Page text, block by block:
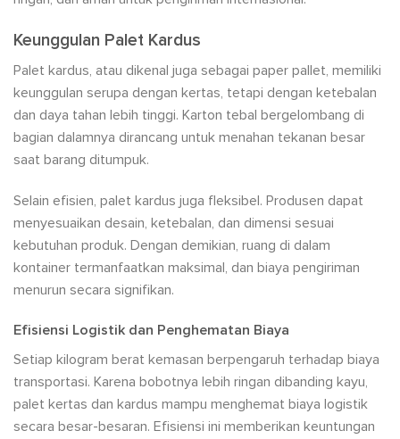
Keunggulan Palet Kardus
Palet kardus, atau dikenal juga sebagai paper pallet, memiliki
keunggulan serupa dengan kertas, tetapi dengan ketebalan
dan daya tahan lebih tinggi. Karton tebal bergelombang di
bagian dalamnya dirancang untuk menahan tekanan besar
saat barang ditumpuk.
Selain efisien, palet kardus juga fleksibel. Produsen dapat
menyesuaikan desain, ketebalan, dan dimensi sesuai
kebutuhan produk. Dengan demikian, ruang di dalam
kontainer termanfaatkan maksimal, dan biaya pengiriman
menurun secara signifikan.
Efisiensi Logistik dan Penghematan Biaya
Setiap kilogram berat kemasan berpengaruh terhadap biaya
transportasi. Karena bobotnya lebih ringan dibanding kayu,
palet kertas dan kardus mampu menghemat biaya logistik
secara besar-besaran. Efisiensi ini memberikan keuntungan